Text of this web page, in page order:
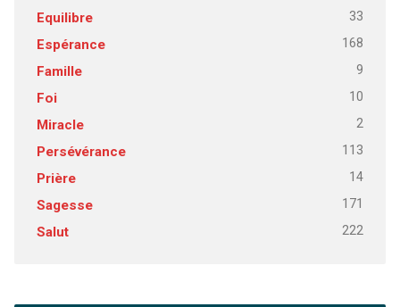
Equilibre 33
Espérance 168
Famille 9
Foi 10
Miracle 2
Persévérance 113
Prière 14
Sagesse 171
Salut 222